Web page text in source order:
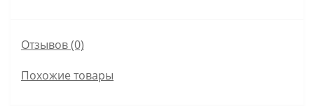
Отзывов (0)
Похожие товары